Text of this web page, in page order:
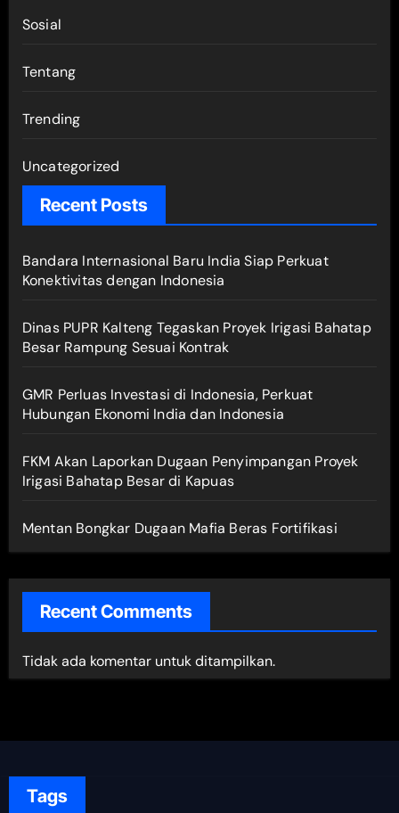
Sosial
Tentang
Trending
Uncategorized
Recent Posts
Bandara Internasional Baru India Siap Perkuat
Konektivitas dengan Indonesia
Dinas PUPR Kalteng Tegaskan Proyek Irigasi Bahatap
Besar Rampung Sesuai Kontrak
GMR Perluas Investasi di Indonesia, Perkuat
Hubungan Ekonomi India dan Indonesia
FKM Akan Laporkan Dugaan Penyimpangan Proyek
Irigasi Bahatap Besar di Kapuas
Mentan Bongkar Dugaan Mafia Beras Fortifikasi
Recent Comments
Tidak ada komentar untuk ditampilkan.
Tags